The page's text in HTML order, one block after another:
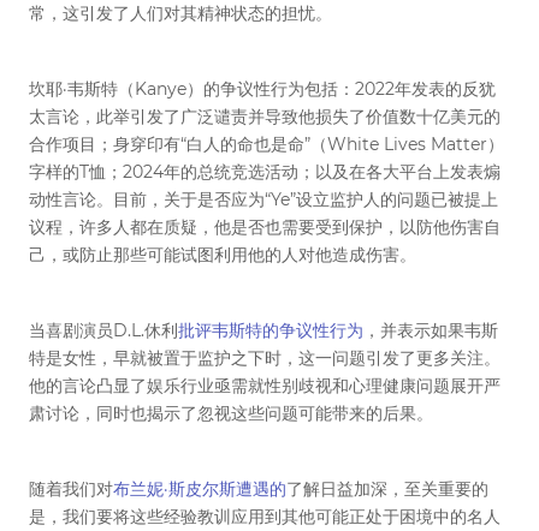
常，这引发了人们对其精神状态的担忧。
坎耶·韦斯特（Kanye）的争议性行为包括：2022年发表的反犹
太言论，此举引发了广泛谴责并导致他损失了价值数十亿美元的
合作项目；身穿印有“白人的命也是命”（White Lives Matter）
字样的T恤；2024年的总统竞选活动；以及在各大平台上发表煽
动性言论。目前，关于是否应为“Ye”设立监护人的问题已被提上
议程，许多人都在质疑，他是否也需要受到保护，以防他伤害自
己，或防止那些可能试图利用他的人对他造成伤害。
当喜剧演员D.L.休利批评韦斯特的争议性行为 ，并表示如果韦斯
特是女性，早就被置于监护之下时，这一问题引发了更多关注。
他的言论凸显了娱乐行业亟需就性别歧视和心理健康问题展开严
肃讨论，同时也揭示了忽视这些问题可能带来的后果。
随着我们对布兰妮·斯皮尔斯遭遇的了解日益加深，至关重要的
是，我们要将这些经验教训应用到其他可能正处于困境中的名人